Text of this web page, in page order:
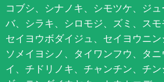
コブシ、シナノキ、シモツケ、ジ
バ、シラキ、シロモジ、ズミ、スモ
セイヨウボダイジュ、セイヨウニン
ソメイヨシノ、タイワンフウ、タ
イ、チドリノキ、チャンチン、チ